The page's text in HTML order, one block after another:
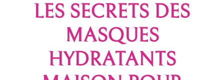
LES SECRETS DES
MASQUES
HYDRATANTS